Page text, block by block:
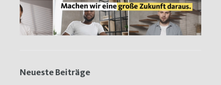
Neueste Beiträge